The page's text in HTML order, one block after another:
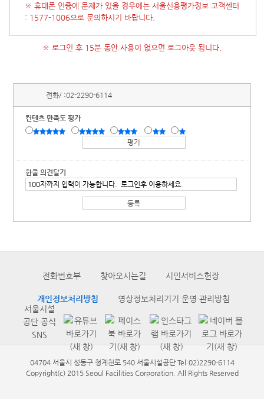
※ 휴대폰 인증에 문제가 있을 경우에는 서울신용평가정보 고객센터
: 1577-1006으로 문의하시기 바랍니다.
※ 로그인 후 15분 동안 사용이 없으면 로그아웃 됩니다.
전화/ :02-2290-6114
컨텐츠 만족도 평가
한줄 의견달기
전화번호부 찾아오시는길 시민서비스헌장
개인정보처리방침
영상정보처리기기 운영·관리방침
서울시설
공단 공식
SNS
04704 서울시 성동구 청계천로 540 서울시설공단 Tel:02)2290-6114
Copyright(c) 2015 Seoul Facilities Corporation. All Rights Reserved